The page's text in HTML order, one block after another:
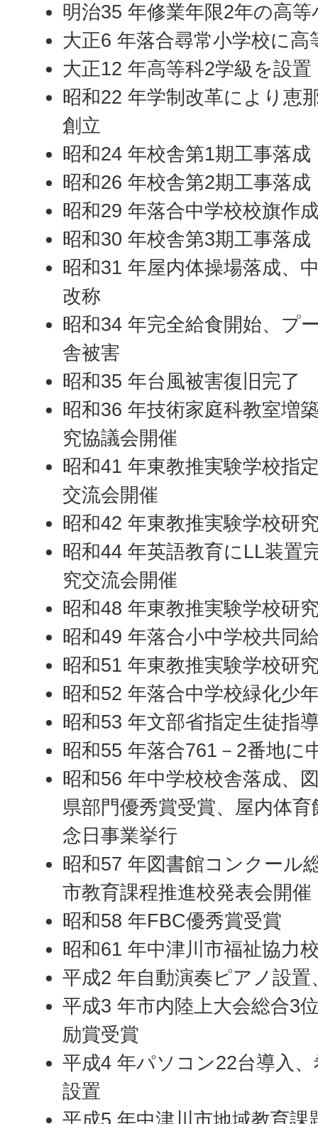
明治35 年修業年限2年の高
大正6 年落合尋常小学校に高
大正12 年高等科2学級を設置
昭和22 年学制改革により恵
創立
昭和24 年校舎第1期工事落成
昭和26 年校舎第2期工事落成
昭和29 年落合中学校校旗作
昭和30 年校舎第3期工事落成
昭和31 年屋内体操場落成、
改称
昭和34 年完全給食開始、プ
舎被害
昭和35 年台風被害復旧完了
昭和36 年技術家庭科教室増
究協議会開催
昭和41 年東教推実験学校指
交流会開催
昭和42 年東教推実験学校研
昭和44 年英語教育にLL装置
究交流会開催
昭和48 年東教推実験学校研
昭和49 年落合小中学校共同
昭和51 年東教推実験学校研
昭和52 年落合中学校緑化少
昭和53 年文部省指定生徒指
昭和55 年落合761－2番地に
昭和56 年中学校校舎落成、
県部門優秀賞受賞、屋内体
念日事業挙行
昭和57 年図書館コンクール
市教育課程推進校発表会開催
昭和58 年FBC優秀賞受賞
昭和61 年中津川市福祉協力
平成2 年自動演奏ピアノ設
平成3 年市内陸上大会総合3
励賞受賞
平成4 年パソコン22台導入
設置
平成5 年中津川市地域教育課